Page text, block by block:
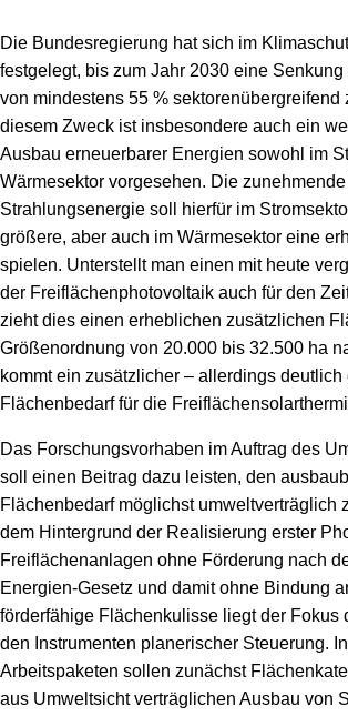
Die Bundesregierung hat sich im
festgelegt, bis zum Jahr 2030 eine
von mindestens 55 % sektorenübergreifend
diesem Zweck ist insbesondere auch ein
Ausbau erneuerbarer Energien sowohl im
Wärmesektor vorgesehen. Die
Strahlungsenergie soll hierfür im
größere, aber auch im Wärmesektor eine
spielen. Unterstellt man einen mit heute
der Freiflächenphotovoltaik auch für den
zieht dies einen erheblichen zusätzlichen
Größenordnung von 20.000 bis 32.500 ha
kommt ein zusätzlicher – allerdings deutlich
Flächenbedarf für die
Das Forschungsvorhaben im Auftrag des
soll einen Beitrag dazu leisten, den
Flächenbedarf möglichst umweltverträglich
dem Hintergrund der Realisierung erster
Freiflächenanlagen ohne Förderung nach
Energien-Gesetz und damit ohne Bindung
förderfähige Flächenkulisse liegt der Fokus
den Instrumenten planerischer Steuerung.
Arbeitspaketen sollen zunächst
aus Umweltsicht verträglichen Ausbau von